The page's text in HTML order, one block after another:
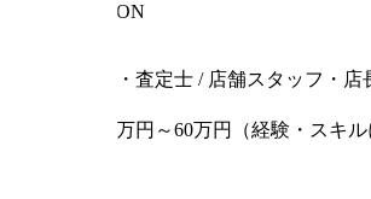
INFORMATION
鑑定士・査定士 / 店舗スタッフ・店
月給26万円～60万円（経験・スキル